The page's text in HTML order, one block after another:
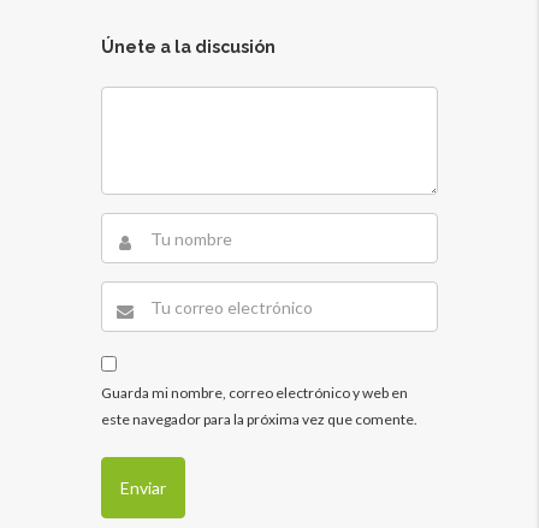
Únete a la discusión
Guarda mi nombre, correo electrónico y web en
este navegador para la próxima vez que comente.